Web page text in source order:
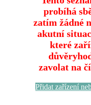
probíhá
zatím žádné
akutní
které
zavolat na
Přidat zařízení